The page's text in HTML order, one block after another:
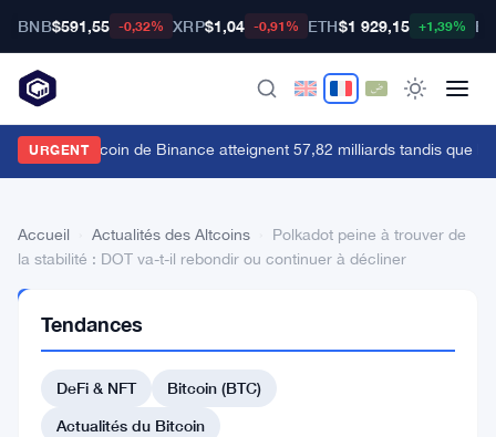
BNB$591,55 -0,32% XRP$1,04 -0,91% ETH$1 929,15 +1,39%
URGENT
futures Bitcoin de Binance atteignent 57,82 milliards tandis que le
Accueil Actualités des Altcoins
Polkadot peine à trouver de
la stabilité : DOT va-t-il rebondir ou continuer à décliner
DES
ALTCOINS
Polkadot
peine
Tendances
DeFi & NFT
Bitcoin (BTC)
Actualités du Bitcoin